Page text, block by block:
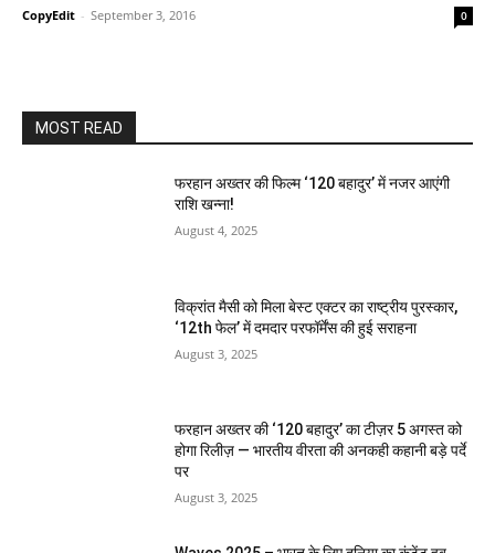
CopyEdit - September 3, 2016 0
MOST READ
फरहान अख्तर की फिल्म ‘120 बहादुर’ में नजर आएंगी
राशि खन्ना!
August 4, 2025
विक्रांत मैसी को मिला बेस्ट एक्टर का राष्ट्रीय पुरस्कार,
‘12th फेल’ में दमदार परफॉर्मेंस की हुई सराहना
August 3, 2025
फरहान अख्तर की ‘120 बहादुर’ का टीज़र 5 अगस्त को
होगा रिलीज़ — भारतीय वीरता की अनकही कहानी बड़े पर्दे
पर
August 3, 2025